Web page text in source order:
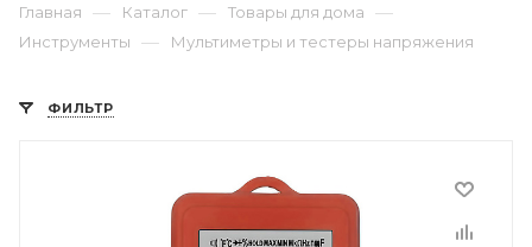
Главная — Каталог — Товары для дома —
Инструменты — Мультиметры и тестеры напряжения
ФИЛЬТР